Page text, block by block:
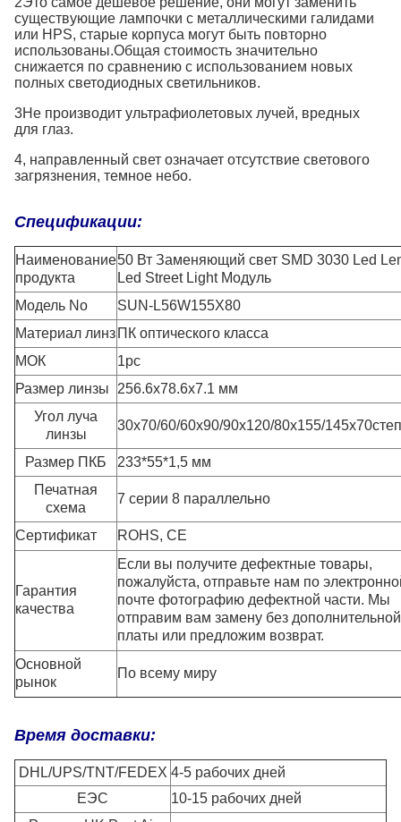
существующие лампочки с металлическими галидами
или HPS, старые корпуса могут быть повторно
использованы.Общая стоимость значительно
снижается по сравнению с использованием новых
полных светодиодных светильников.
3Не производит ультрафиолетовых лучей, вредных
для глаз.
4, направленный свет означает отсутствие светового
загрязнения, темное небо.
Спецификации:
Наименование
продукта
50 Вт Заменяющий свет SMD 3030 Led
Led Street Light Модуль
Модель No
SUN-L56W155X80
Материал линз ПК оптического класса
МОК
1pc
Размер линзы
256.6x78.6x7.1 мм
Угол луча
линзы
30х70/60/60х90/90х120/80х155/145х70
Размер ПКБ
233*55*1,5 мм
Печатная
схема
7 серии 8 параллельно
Сертификат ROHS, CE
Гарантия
качества
Если вы получите дефектные товары,
пожалуйста, отправьте нам по
почте фотографию дефектной части. Мы
отправим вам замену без дополнительной
платы или предложим возврат.
Основной
рынок
По всему миру
Время доставки:
DHL/UPS/TNT/FEDEX 4-5 рабочих дней
ЕЭС
10-15 рабочих дней